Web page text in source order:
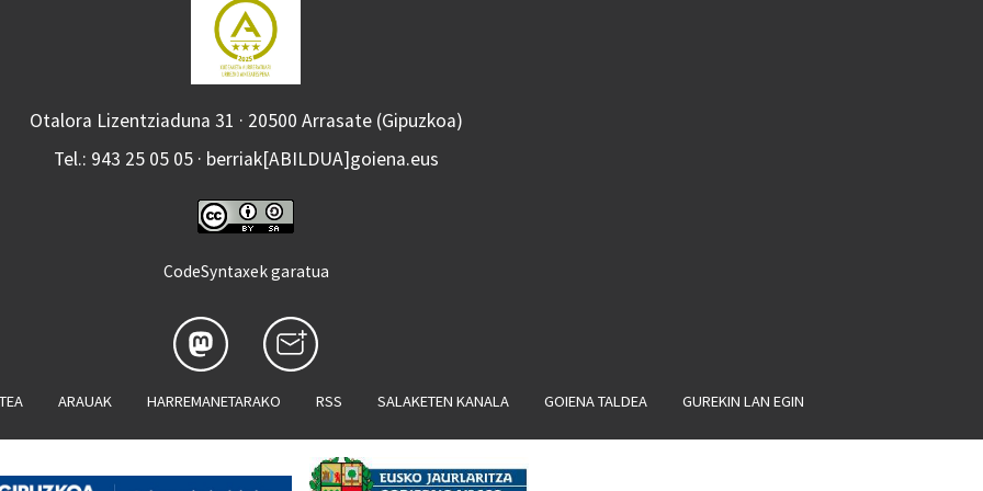
Otalora Lizentziaduna 31 · 20500 Arrasate (Gipuzkoa)
Tel.: 943 25 05 05 · berriak[ABILDUA]goiena.eus
CodeSyntaxek garatua
ARAUAK HARREMANETARAKO RSS SALAKETEN KANALA GOIENA TALDEA GUREKIN LAN EGIN